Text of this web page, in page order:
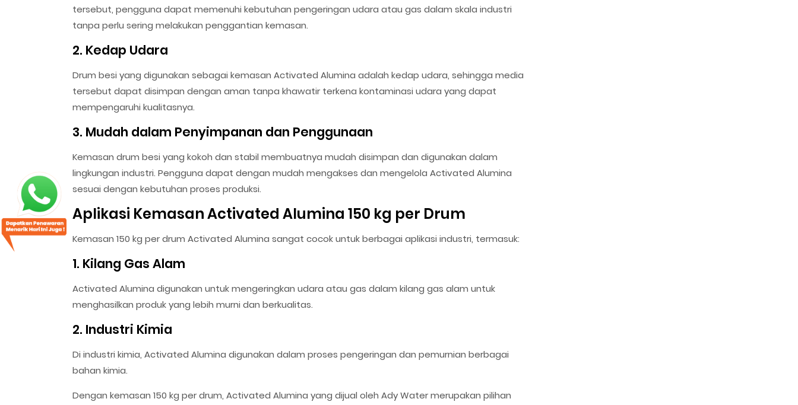
tersebut, pengguna dapat memenuhi kebutuhan pengeringan udara atau gas dalam skala industri
tanpa perlu sering melakukan penggantian kemasan.
2. Kedap Udara
Drum besi yang digunakan sebagai kemasan Activated Alumina adalah kedap udara, sehingga media
tersebut dapat disimpan dengan aman tanpa khawatir terkena kontaminasi udara yang dapat
mempengaruhi kualitasnya.
3. Mudah dalam Penyimpanan dan Penggunaan
Kemasan drum besi yang kokoh dan stabil membuatnya mudah disimpan dan digunakan dalam
lingkungan industri. Pengguna dapat dengan mudah mengakses dan mengelola Activated Alumina
sesuai dengan kebutuhan proses produksi.
Aplikasi Kemasan Activated Alumina 150 kg per Drum
Kemasan 150 kg per drum Activated Alumina sangat cocok untuk berbagai aplikasi industri, termasuk:
1. Kilang Gas Alam
Activated Alumina digunakan untuk mengeringkan udara atau gas dalam kilang gas alam untuk
menghasilkan produk yang lebih murni dan berkualitas.
2. Industri Kimia
Di industri kimia, Activated Alumina digunakan dalam proses pengeringan dan pemurnian berbagai
bahan kimia.
Dengan kemasan 150 kg per drum, Activated Alumina yang dijual oleh Ady Water merupakan pilihan